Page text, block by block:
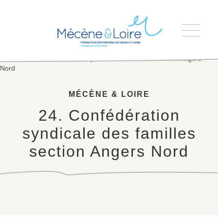
24. Confédération syndicale des familles section Angers
Nord
MÉCÈNE & LOIRE
24. Confédération
syndicale des familles
section Angers Nord